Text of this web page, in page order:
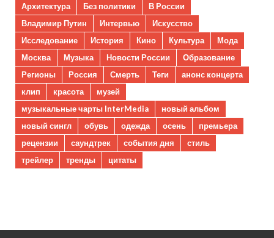
Архитектура
Без политики
В России
Владимир Путин
Интервью
Искусство
Исследование
История Кино Культура
Мода
Москва
Музыка Новости России
Образование
Регионы
Россия Смерть Теги
анонс концерта
клип
красота
музей
музыкальные чарты InterMedia
новый альбом
новый сингл
обувь одежда осень
премьера
рецензии
саундтрек события дня
стиль
трейлер
тренды цитаты